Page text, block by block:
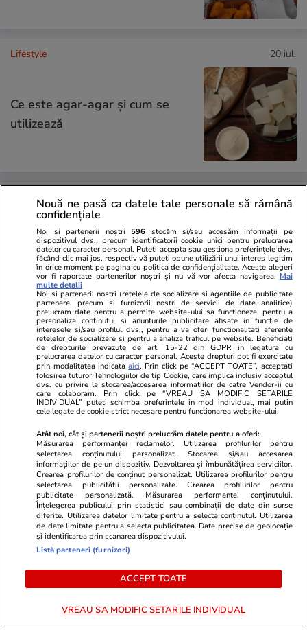
Lifestyle 20 iul.
Ce este agar-agar și cum se
utilizează
Știri România 24 iul.
Prima dronă doborâtă în spațiul
aerian românesc de un pilot
român de F-16. Resturile
rachetei de interceptare și ale
dronei au fost găsite
Știri România 24 iul.
Resturile dronei doborâte la
Padina, județul Buzău și ale
rachetei aer-aer care a
interceptat-o au fost găsite
Știri România 24 iul.
Bustul lui Adrian Păunescu din
Parcul Grădina Icoanei ar putea
fi retras. Motivele din spatele
solicitării Institutului de
Investigare a Crimelor
Nouă ne pasă ca datele tale personale să rămână
confidențiale
Noi și partenerii noștri 596 stocăm și/sau accesăm informații pe
dispozitivul dvs., precum identificatorii cookie unici pentru prelucrarea
datelor cu caracter personal. Puteți accepta sau gestiona preferințele dvs.
făcând clic mai jos, respectiv vă puteți opune utilizării unui interes legitim
în orice moment pe pagina cu politica de confidențialitate. Aceste alegeri
vor fi raportate partenerilor noștri și nu vă vor afecta navigarea. Mai
multe detalii
Noi si partenerii nostri (retelele de socializare si agentiile de publicitate
partenere, precum si furnizorii nostri de servicii de date analitice)
prelucram date pentru a permite website-ului sa functioneze, pentru a
personaliza continutul si anunturile publicitare afisate in functie de
interesele si/sau profilul dvs., pentru a va oferi functionalitati aferente
retelelor de socializare si pentru a analiza traficul pe website. Beneficiati
de drepturile prevazute de art. 15-22 din GDPR in legatura cu
prelucrarea datelor cu caracter personal. Aceste drepturi pot fi exercitate
prin modalitatea indicataaici. Prin click pe “ACCEPT TOATE”, acceptati
folosirea tuturor Tehnologiilor de tip Cookie, care implica inclusiv acceptul
dvs. cu privire la stocarea/accesarea informatiilor de catre Vendor-ii cu
care colaboram. Prin click pe “VREAU SA MODIFIC SETARILE
INDIVIDUAL” puteti schimba preferintele in mod individual, mai putin
cele legate de cookie strict necesare pentru functionarea website-ului.
Atât noi, cât și partenerii noștri prelucrăm datele pentru a oferi:
Măsurarea performanței reclamelor. Utilizarea profilurilor pentru
selectarea conținutului personalizat. Stocarea și/sau accesarea
informațiilor de pe un dispozitiv. Dezvoltarea și îmbunătățirea serviciilor.
Crearea profilurilor de conținut personalizat. Utilizarea profilurilor pentru
selectarea publicității personalizate. Crearea profilurilor pentru
publicitate personalizată. Măsurarea performanței conținutului.
Înțelegerea publicului prin statistici sau combinații de date din surse
diferite. Utilizarea datelor limitate pentru a selecta conținutul. Utilizarea
de date limitate pentru a selecta publicitatea. Date precise de geolocație
și identificarea prin scanarea dispozitivului.
Listă parteneri (furnizori)
ACCEPT TOATE
VREAU SA MODIFIC SETARILE INDIVIDUAL